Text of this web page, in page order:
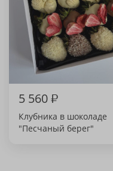
5 560₽
Клубника в шоколаде
"Песчаный берег"